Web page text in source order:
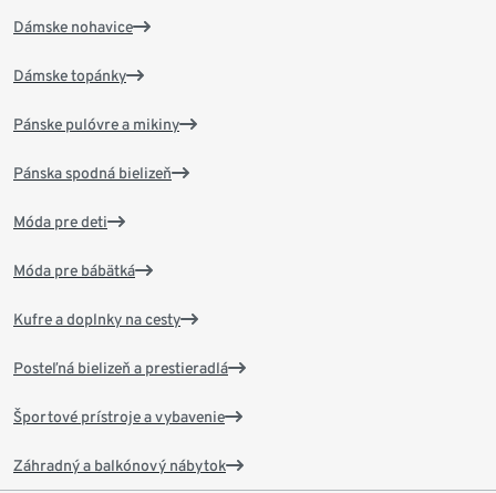
Dámske nohavice
Dámske topánky
Pánske pulóvre a mikiny
Pánska spodná bielizeň
Móda pre deti
Móda pre bábätká
Kufre a doplnky na cesty
Posteľná bielizeň a prestieradlá
Športové prístroje a vybavenie
Záhradný a balkónový nábytok